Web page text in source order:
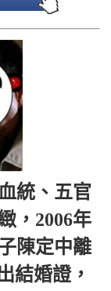
統、五官
，2006年
陳定中離
結婚證，